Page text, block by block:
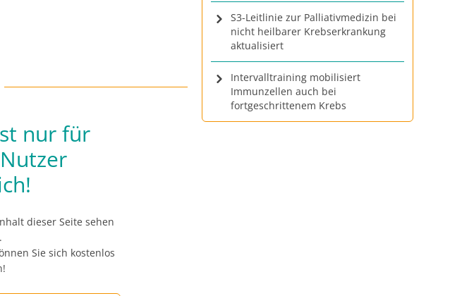
nur für
dieser Seite sehen
Sie sich kostenlos
S3-Leitlinie zur Palliativmedizin bei
nicht heilbarer Krebserkrankung
aktualisiert
Intervalltraining mobilisiert
Immunzellen auch bei
fortgeschrittenem Krebs